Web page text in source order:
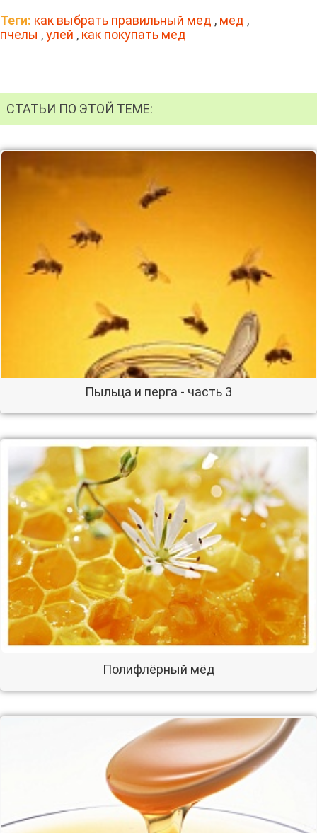
Теги: как выбрать правильный мед , мед ,
пчелы ,улей , как покупать мед
СТАТЬИ ПО ЭТОЙ ТЕМЕ:
Пыльца и перга - часть 3
Полифлёрный мёд